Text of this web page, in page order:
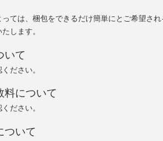
っては、梱包をできるだけ簡単にとご希望さ
します。
いて
ださい。
について
ださい。
ついて